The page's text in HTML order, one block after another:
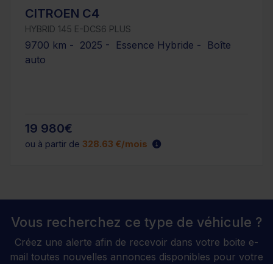
CITROEN C4
HYBRID 145 E-DCS6 PLUS
9700 km - 2025 - Essence Hybride - Boîte
auto
19 980€
ou à partir de 328.63 €/mois
Vous recherchez ce type de véhicule ?
Créez une alerte afin de recevoir dans votre boite e-
mail toutes nouvelles annonces disponibles pour votre